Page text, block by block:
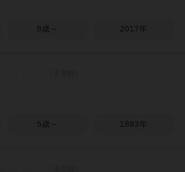
8歳～ 2017年
5歳～ 1883年